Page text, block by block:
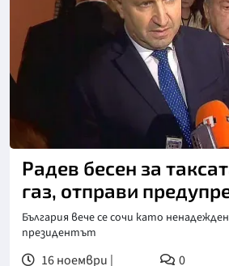
Снимка: БНТ
Радев бесен за
газ, отправи
България вече се сочи като
президентът
16 ноември | 0